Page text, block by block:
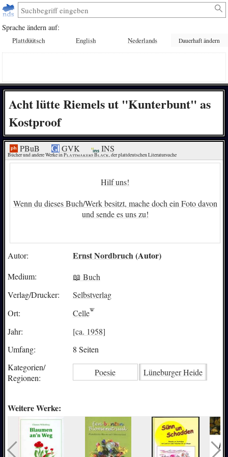
Sprache ändern auf:
Plattdüütsch English Nederlands Dauerhaft ändern
Acht lütte Riemels ut "Kunterbunt" as
Kostproof
PBuB GVK INS
Bücher und andere Werke in Plattmakers Black, der plattdeutschen Literatursuche
Hilf uns!
Wenn du dieses Buch/Werk besitzt, mache doch ein Foto davon
und sende es uns zu!
Autor: Ernst Nordbruch(Autor)
Medium:
📖 Buch
Verlag/Drucker:
Selbstverlag
Ort:
Celle
Jahr:
[ca. 1958]
Umfang:
8 Seiten
Kategorien/
Regionen:
Poesie Lüneburger Heide
Weitere Werke: